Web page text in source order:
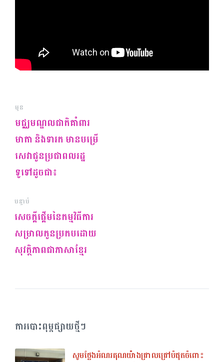
មុន
មជ្ឈមណ្ឌលជាតិគាំពារ
មាតា និងទារក មានបម្រើ
សេវាជូនប្រជាពលរដ្ឋ
ទូទៅដូចជា៖
បន្ទាប់
សេចក្ដីផ្ដើមនៃកម្មវិធីការ
សម្រាលកូនប្រកបដោយ
សុវត្ថិភាពជាភាសាខ្មែរ
ការបោះពុម្ពផ្សាយថ្មីៗ
សូមថ្លែងអំណរគុណយ៉ាងជ្រាលជ្រៅបំផុតចំពោះ